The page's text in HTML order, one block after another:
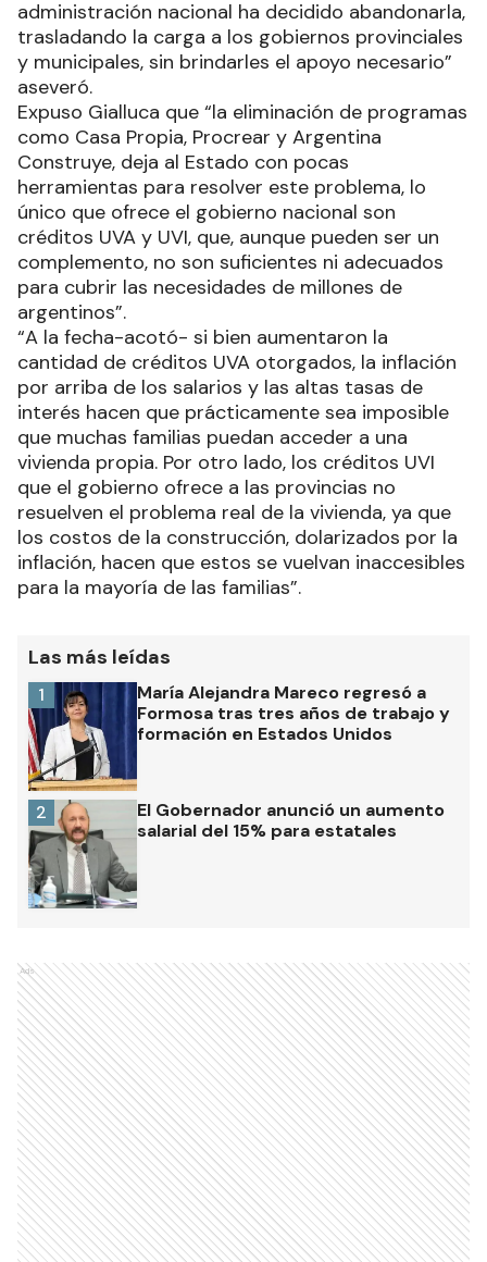
administración nacional ha decidido abandonarla,
trasladando la carga a los gobiernos provinciales
y municipales, sin brindarles el apoyo necesario”
aseveró.
Expuso Gialluca que “la eliminación de programas
como Casa Propia, Procrear y Argentina
Construye, deja al Estado con pocas
herramientas para resolver este problema, lo
único que ofrece el gobierno nacional son
créditos UVA y UVI, que, aunque pueden ser un
complemento, no son suficientes ni adecuados
para cubrir las necesidades de millones de
argentinos”.
“A la fecha-acotó- si bien aumentaron la
cantidad de créditos UVA otorgados, la inflación
por arriba de los salarios y las altas tasas de
interés hacen que prácticamente sea imposible
que muchas familias puedan acceder a una
vivienda propia. Por otro lado, los créditos UVI
que el gobierno ofrece a las provincias no
resuelven el problema real de la vivienda, ya que
los costos de la construcción, dolarizados por la
inflación, hacen que estos se vuelvan inaccesibles
para la mayoría de las familias”.
Las más leídas
María Alejandra Mareco regresó a
Formosa tras tres años de trabajo y
formación en Estados Unidos
1
El Gobernador anunció un aumento
salarial del 15% para estatales
2
Ads